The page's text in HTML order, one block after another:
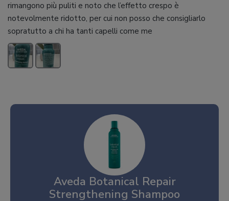
rimangono più puliti e noto che l’effetto crespo è
notevolmente ridotto, per cui non posso che consigliarlo
sopratutto a chi ha tanti capelli come me
Aveda Botanical Repair
Strengthening Shampoo